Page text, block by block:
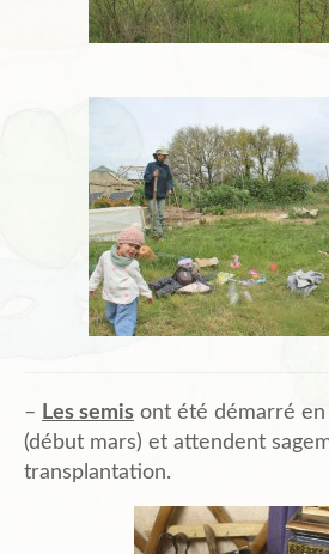
– Les semis ont été démarré
(début mars) et attendent
transplantation.